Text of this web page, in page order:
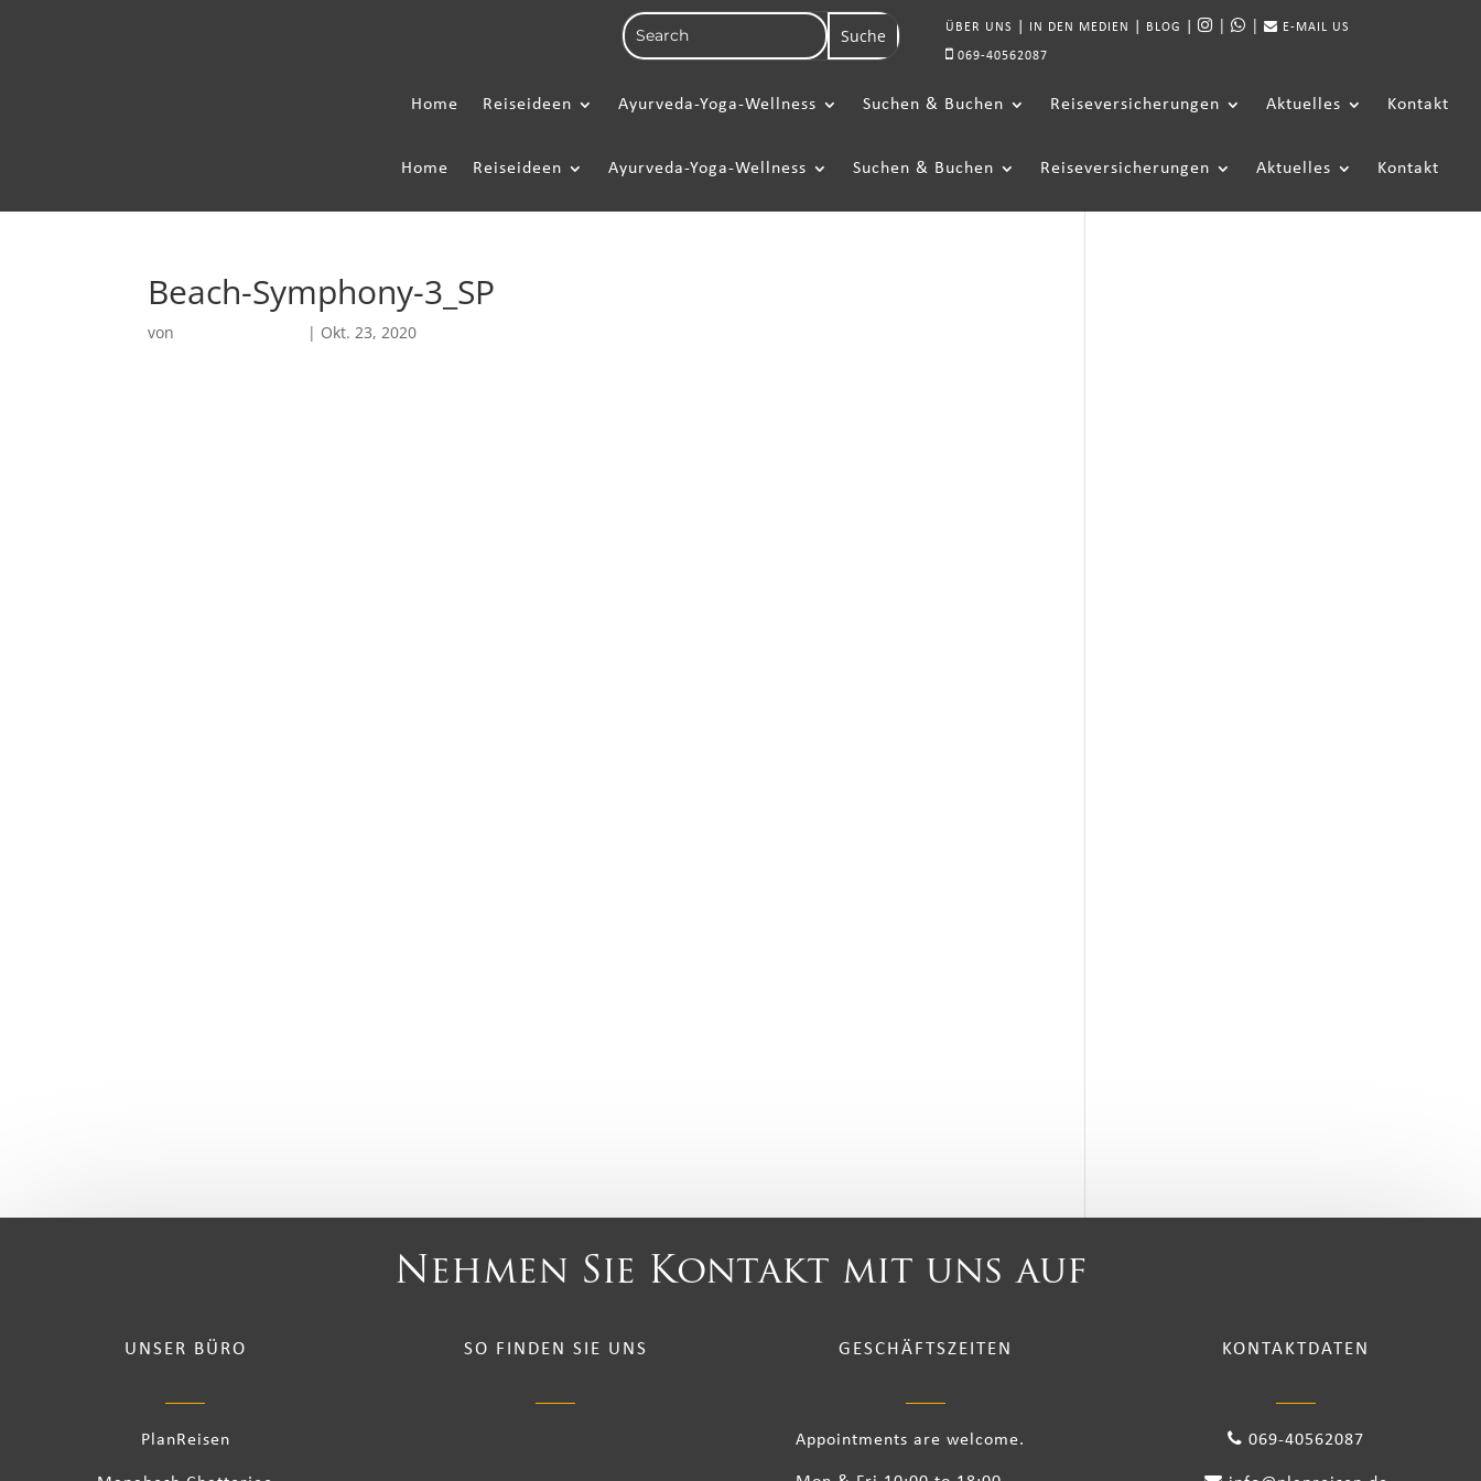
ÜBER UNS IN DEN MEDIEN BLOG | | E-MAIL US
069-40562087
Home Reiseideen Ayurveda-Yoga-Wellness Suchen & Buchen Reiseversicherungen Aktuelles Kontakt
Home Reiseideen Ayurveda-Yoga-Wellness Suchen & Buchen Reiseversicherungen Aktuelles Kontakt
Beach-Symphony-3_SP
von | Okt. 23, 2020
Nehmen Sie Kontakt mit uns auf
UNSER BÜRO
PlanReisen
SO FINDEN SIE UNS GESCHÄFTSZEITEN
Appointments are welcome.
KONTAKTDATEN
069-40562087